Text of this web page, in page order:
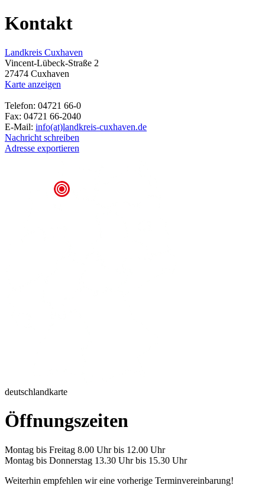
Kontakt
Landkreis Cuxhaven
Vincent-Lübeck-Straße 2
27474 Cuxhaven
Karte anzeigen
Telefon: 04721 66-0
Fax: 04721 66-2040
E-Mail: info(at)landkreis-cuxhaven.de
Nachricht schreiben
Adresse exportieren
deutschlandkarte
Öffnungszeiten
Montag bis Freitag 8.00 Uhr bis 12.00 Uhr
Montag bis Donnerstag 13.30 Uhr bis 15.30 Uhr
Weiterhin empfehlen wir eine vorherige Terminvereinbarung!